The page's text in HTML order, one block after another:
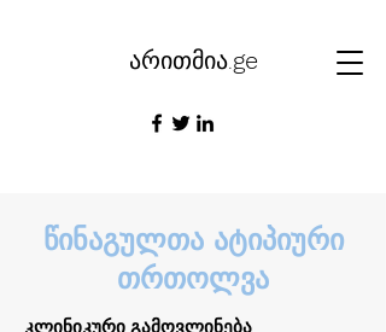
არითმია.ge
წინაგულთა ატიპიური
თრთოლვა
კლინიკური გამოვლინება